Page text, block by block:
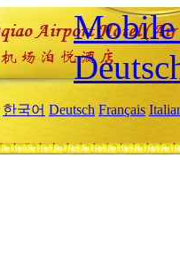
Mobile
한국어 Deutsch Français